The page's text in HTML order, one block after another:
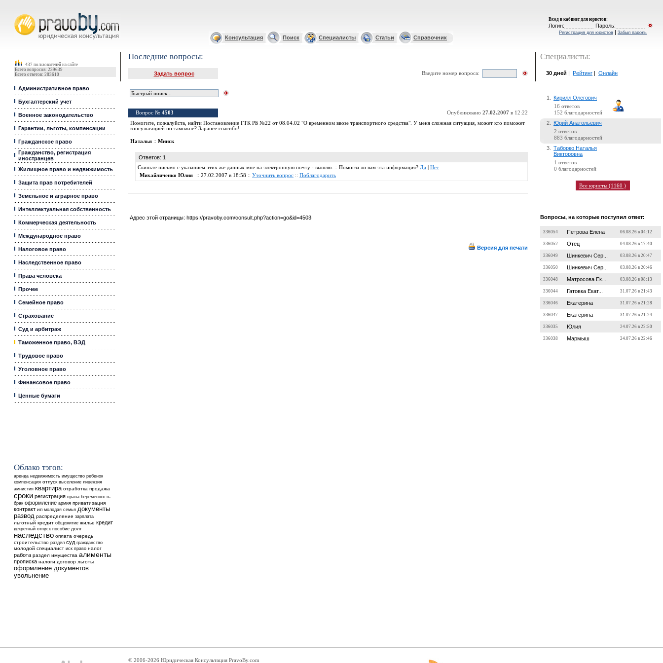
Вход в кабинет для юристов:
Логин: Пароль:
Регистрация для юристов | Забыл пароль
Консультация Поиск Специалисты Статьи Справочник
437 пользователей на сайте
Всего вопросов: 239639
Всего ответов: 283610
Административное право
Бухгалтерский учет
Военное законодательство
Гарантии, льготы, компенсации
Гражданское право
Гражданство, регистрация
иностранцев
Жилищное право и недвижимость
Защита прав потребителей
Земельное и аграрное право
Интеллектуальная собственность
Коммерческая деятельность
Международное право
Налоговое право
Наследственное право
Права человека
Прочее
Семейное право
Страхование
Суд и арбитраж
Таможенное право, ВЭД
Трудовое право
Уголовное право
Финансовое право
Ценные бумаги
Облако тэгов:
аренда недвижимость имущество ребенок
компенсация отпуск выселение лицензия
амнистия квартира отработка продажа
сроки регистрация права беременность
брак оформление армия приватизация
контракт ип молодая семья документы
развод распределение зарплата
льготный кредит общежитие жилье кредит
декретный отпуск пособие долг
наследство оплата очередь
строительство раздел суд гражданство
молодой специалист иск право налог
работа раздел имущества алименты
прописка налоги договор льготы
оформление документов
увольнение
Последние вопросы:
Задать вопрос Введите номер вопроса:
Вопрос № 4503 Опубликовано 27.02.2007 в 12:22
Помогите, пожалуйста, найти Постановление ГТК РБ №22 от 08.04.02 "О временном ввозе транспортного средства". У меня сложная ситуация, может кто поможет
консультацией по таможне? Заранее спасибо!
Наталья :: Минск
Ответов: 1
Скиньте письмо с указанием этих же данных мне на электронную почту - вышлю. :: Помогла ли вам эта информация? Да
Нет
Михайличенко Юлия
:: 27.02.2007 в 18:58 :: Уточнить вопрос :: Поблагодарить
Адрес этой страницы: https://pravoby.com/consult.php?action=go&id=4503
Версия для печати
Специалисты:
30 дней Рейтинг Онлайн
1. Кирилл Олегович
16 ответов
152 благодарностей
2. Юрий Анатольевич
2 ответов
883 благодарностей
3.
Таборко Наталья
Викторовна
1 ответов
0 благодарностей
Все юристы (1160 )
Вопросы, на которые поступил ответ:
336054 Петрова Елена 06.08.26 в 04:12
336052 Отец 04.08.26 в 17:40
336049 Шинкевич Сер... 03.08.26 в 20:47
336050 Шинкевич Сер... 03.08.26 в 20:46
336048 Матросова Ек... 03.08.26 в 08:13
336044 Гатовка Екат... 31.07.26 в 21:43
336046 Екатерина 31.07.26 в 21:28
336047 Екатерина 31.07.26 в 21:24
336035 Юлия 24.07.26 в 22:50
336038 Мармыш 24.07.26 в 22:46
© 2006-2026 Юридическая Консультация PravoBy.com